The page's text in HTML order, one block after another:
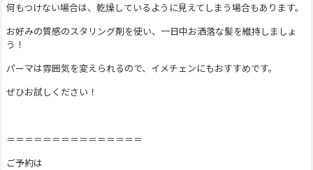
何もつけない場合は、乾燥しているように見えてしまう場合もあります。
お好みの質感のスタリング剤を使い、一日中お洒落な髪を維持しましょ
う！
パーマは雰囲気を変えられるので、イメチェンにもおすすめです。
ぜひお試しください！
＝＝＝＝＝＝＝＝＝＝＝＝＝＝＝
ご予約は